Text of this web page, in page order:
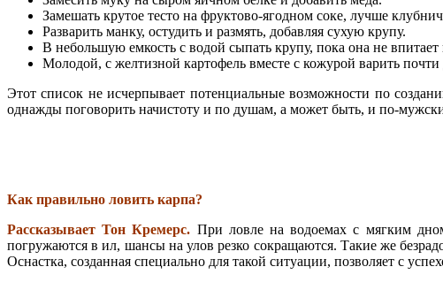
Замешать крутое тесто на фруктово-ягодном соке, лучше
Разварить манку, остудить и размять, добавляя сухую крупу.
В небольшую емкость с водой сыпать крупу, пока она не
Молодой, с желтизной картофель вместе с кожурой варить
Этот список не исчерпывает потенциальные возможности по
однажды поговорить начистоту и по душам, а может быть, и по-
Как правильно ловить карпа?
Рассказывает Тон Кремерс. При ловле на водоемах с мягким
погружаются в ил, шансы на улов резко сокра­щаются. Такие же
Оснастка, создан­ная специально для такой ситуа­ции, позволяет с